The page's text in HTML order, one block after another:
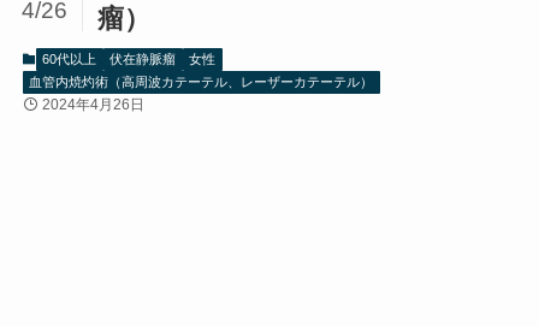
瘤）
4/26
60代以上 伏在静脈瘤
女性
血管内焼灼術（高周波カテーテル、レーザーカテーテル）
2024年4月26日